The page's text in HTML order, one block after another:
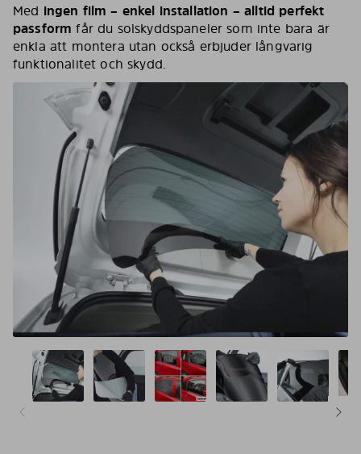
Med ingen film – enkel installation – alltid perfekt
passform får du solskyddspaneler som inte bara är
enkla att montera utan också erbjuder långvarig
funktionalitet och skydd.